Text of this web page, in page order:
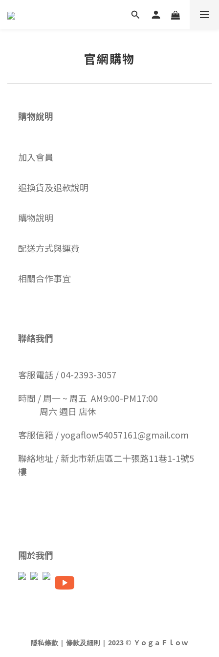
官網購物
購物說明
加入會員
退換貨及退款說明
購物說明
配送方式與運費
相關合作事宜
聯絡我們
客服電話 / 04-2393-3057
時間 / 周一 ~ 周五 AM9:00-PM17:00
周六 週日 店休
客服信箱 / yogaflow54057161@gmail.com
聯絡地址 / 新北市新店區二十張路11巷1-1號5
樓
關於我們
隱私條款 | 條款及細則 | 2023 © ＹｏｇａＦｌｏｗ